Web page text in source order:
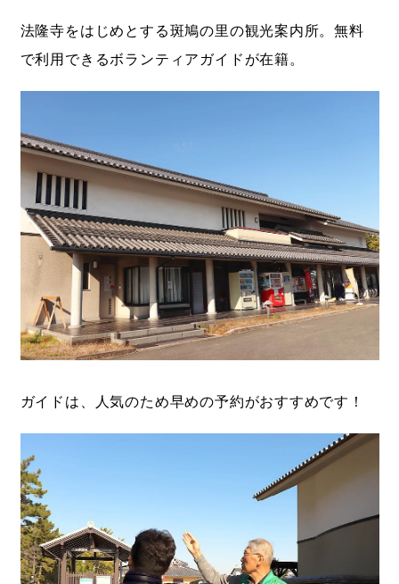
法隆寺をはじめとする斑鳩の里の観光案内所。無料
で利用できるボランティアガイドが在籍。
ガイドは、人気のため早めの予約がおすすめです！